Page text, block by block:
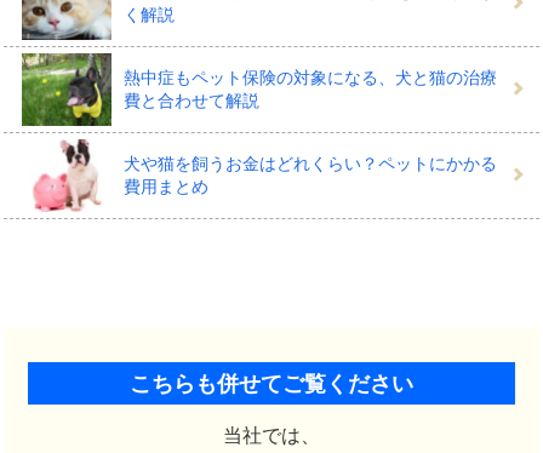
く解説
熱中症もペット保険の対象になる、犬と猫の治療
費と合わせて解説
犬や猫を飼うお金はどれくらい？ペットにかかる
費用まとめ
こちらも併せてご覧ください
当社では、